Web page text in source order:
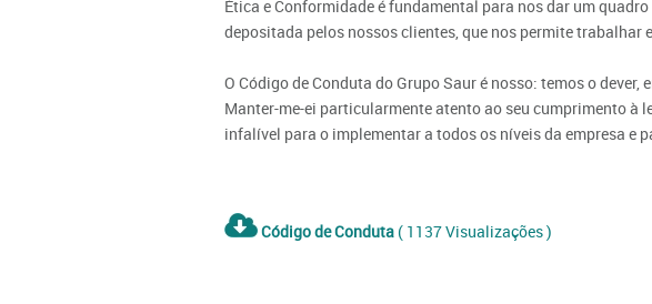
Ética e Conformidade é fundamental para nos dar um
depositada pelos nossos clientes, que nos permite
O Código de Conduta do Grupo Saur é nosso: temos o
Manter-me-ei particularmente atento ao seu cumprimento à
infalível para o implementar a todos os níveis da empresa e
Código de Conduta ( 1137 Visualizações )